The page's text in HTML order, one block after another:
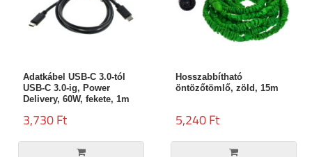
Adatkábel USB-C 3.0-tól
USB-C 3.0-ig, Power
Delivery, 60W, fekete, 1m
3,730 Ft
Hosszabbítható
öntözőtömlő, zöld, 15m
5,240 Ft